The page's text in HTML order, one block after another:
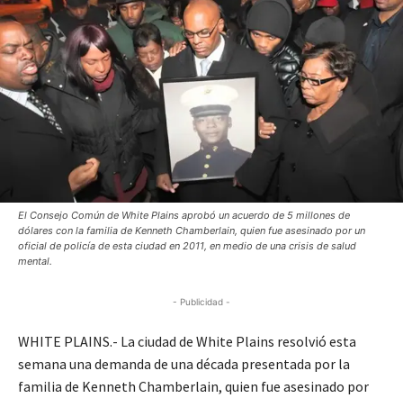
El Consejo Común de White Plains aprobó un acuerdo de 5 millones de
dólares con la familia de Kenneth Chamberlain, quien fue asesinado por un
oficial de policía de esta ciudad en 2011, en medio de una crisis de salud
mental.
- Publicidad -
WHITE PLAINS.- La ciudad de White Plains resolvió esta
semana una demanda de una década presentada por la
familia de Kenneth Chamberlain, quien fue asesinado por